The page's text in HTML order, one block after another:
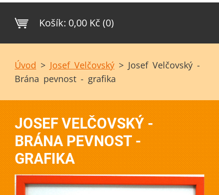
Košík: 0,00 Kč (0)
Úvod > Josef Velčovský > Josef Velčovský -
Brána pevnost - grafika
JOSEF VELČOVSKÝ -
BRÁNA PEVNOST -
GRAFIKA